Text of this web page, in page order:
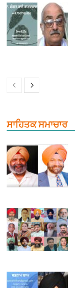
ਸਾਹਿਤਕ ਸਮਾਚਾਰ